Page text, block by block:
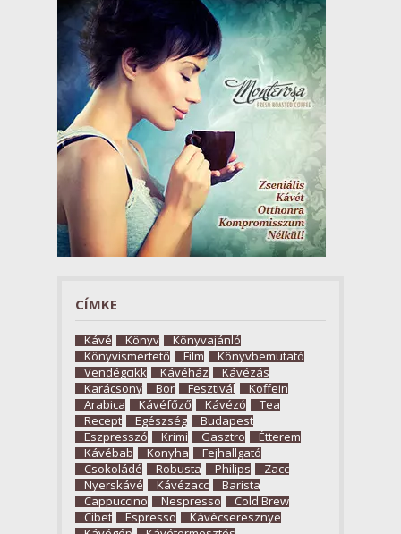
CÍMKE
Kávé Könyv
Könyvajánló
Könyvismertető
Film
Könyvbemutató
Vendégcikk
Kávéház
Kávézás
Karácsony
Bor Fesztivál
Koffein
Arabica
Kávéfőző Kávézó
Tea
Recept
Egészség
Budapest
Eszpresszó
Krimi Gasztro
Étterem
Kávébab
Konyha
Fejhallgató
Csokoládé
Robusta Philips
Zacc
Nyerskávé
Kávézacc
Barista
Cappuccino
Nespresso
Cold Brew
Cibet
Espresso
Kávécseresznye